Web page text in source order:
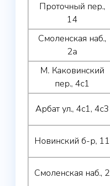
Проточный пер.,
14
Смоленская наб.,
2а
М. Каковинский
пер., 4с1
Арбат ул., 4с1, 4с3
Новинский б-р, 11
Смоленская наб., 2